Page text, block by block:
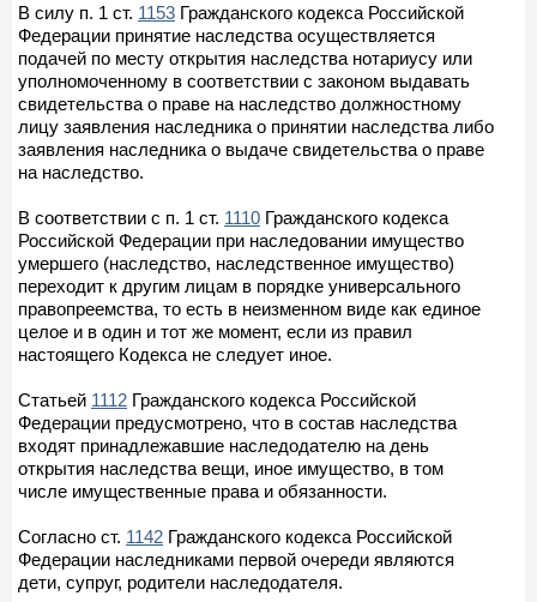
В силу п. 1 ст. 1153 Гражданского кодекса Российской
Федерации принятие наследства осуществляется
подачей по месту открытия наследства нотариусу или
уполномоченному в соответствии с законом выдавать
свидетельства о праве на наследство должностному
лицу заявления наследника о принятии наследства либо
заявления наследника о выдаче свидетельства о праве
на наследство.
В соответствии с п. 1 ст. 1110 Гражданского кодекса
Российской Федерации при наследовании имущество
умершего (наследство, наследственное имущество)
переходит к другим лицам в порядке универсального
правопреемства, то есть в неизменном виде как единое
целое и в один и тот же момент, если из правил
настоящего Кодекса не следует иное.
Статьей 1112 Гражданского кодекса Российской
Федерации предусмотрено, что в состав наследства
входят принадлежавшие наследодателю на день
открытия наследства вещи, иное имущество, в том
числе имущественные права и обязанности.
Согласно ст. 1142 Гражданского кодекса Российской
Федерации наследниками первой очереди являются
дети, супруг, родители наследодателя.